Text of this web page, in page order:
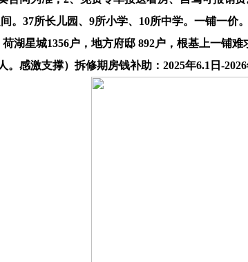
。37所长儿园、9所小学、10所中学。一铺一
湖星城1356户，地方府邸 892户，根基上一铺
。感激支撑）拆修期房钱补助：2025年6.1日-